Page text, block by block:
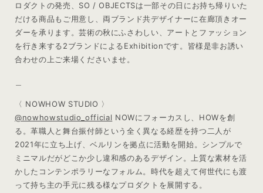
ロダクトの発売、SO / OBJECTSは一部その日にお持ち帰りいた
だける商品もご用意し、両ブランド共デザイナーに在廊頂きオー
ダーを承ります。芸術の秋にふさわしい、アートとファッション
を行き来する2ブランドによるExhibitionです。皆様是非お誘い
合わせの上ご来場くださいませ。
〈 NOWHOW STUDIO 〉
@nowhowstudio_official NOWにフォーカスし、HOWを創
る。革職人と舞台振付師という全く異なる経歴を持つ二人が
2021年に立ち上げ、ベルリンを拠点に活動を開始。シンプルで
ミニマルだがどこか少し違和感のあるデザイン。上質な素材を活
かしたコンテンポラリーなフォルム。時代を超えて何世代にも渡
って持ち主の手元に残る様なプロダクトを展開する。